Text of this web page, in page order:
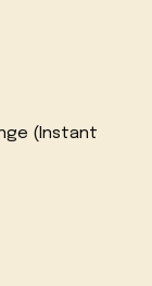
(Instant